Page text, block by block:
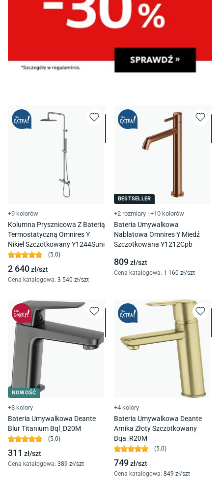
+9 kolorów
Kolumna Prysznicowa Z Baterią
Termostatyczną Omnires Y
Nikiel Szczotkowany Y1244Suni
(5.0)
2 640zł/szt
Cena katalogowa: 3 540 zł/szt
BESTSELLER
+2 rozmiary | +10 kolorów
Bateria Umywalkowa
Nablatowa Omnires Y Miedź
Szczotkowana Y1212Cpb
809zł/szt
Cena katalogowa: 1 160 zł/szt
NOWOŚĆ
+3 kolory
Bateria Umywalkowa Deante
Blur Titanium Bql_D20M
(5.0)
311 zł/szt
Cena katalogowa: 389 zł/szt
+4 kolory
Bateria Umywalkowa Deante
Arnika Złoty Szczotkowany
Bqa_R20M
(5.0)
749zł/szt
Cena katalogowa: 849 zł/szt